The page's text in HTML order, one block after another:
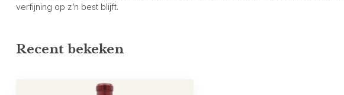
verfijning op z’n best blijft.
Recent bekeken